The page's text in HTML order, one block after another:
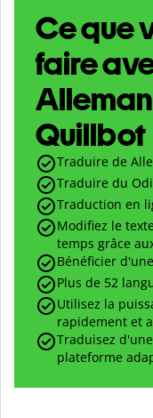
Ce que
faire
Quillbot
Traduire de
Traduire du
Traduction en
Modifiez le
temps grâce
Bénéficier
Plus de 52
Utilisez la
rapidement et
Traduisez
plateforme